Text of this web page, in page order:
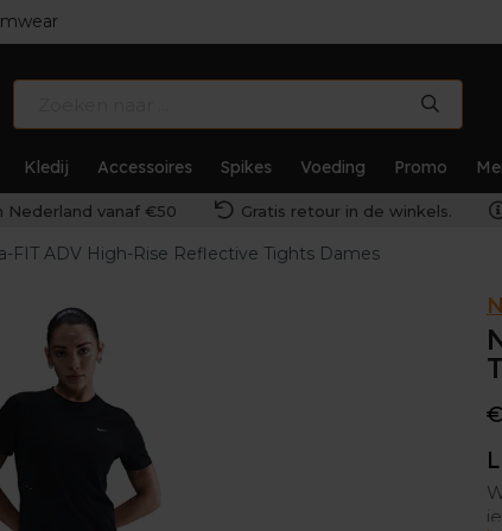
Kledij Accessoires Spikes Voeding Promo
Nederland vanaf €50 Gratis retour in de winkels.
FIT ADV High-Rise Reflective Tights Dames